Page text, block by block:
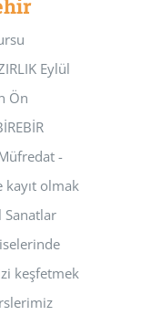
Eylül
Ön
-
kayıt olmak
Sanatlar
keşfetmek